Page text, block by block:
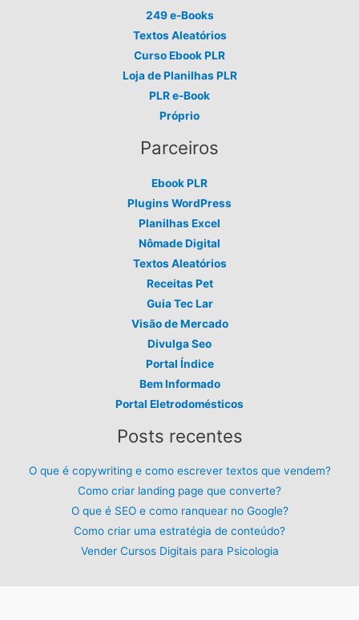
249 e-Books
Textos Aleatórios
Curso Ebook PLR
Loja de Planilhas PLR
PLR e-Book
Próprio
Parceiros
Ebook PLR
Plugins WordPress
Planilhas Excel
Nômade Digital
Textos Aleatórios
Receitas Pet
Guia Tec Lar
Visão de Mercado
Divulga Seo
Portal Índice
Bem Informado
Portal Eletrodomésticos
Posts recentes
O que é copywriting e como escrever textos que vendem?
Como criar landing page que converte?
O que é SEO e como ranquear no Google?
Como criar uma estratégia de conteúdo?
Vender Cursos Digitais para Psicologia